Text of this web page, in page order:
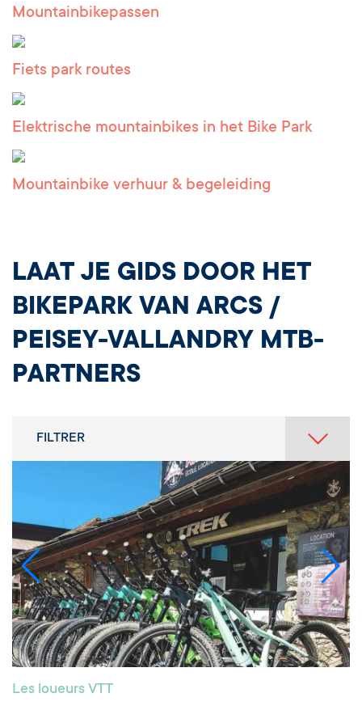
Mountainbikepassen
Fiets park routes
Elektrische mountainbikes in het Bike Park
Mountainbike verhuur & begeleiding
LAAT JE GIDS DOOR HET
BIKEPARK VAN ARCS /
PEISEY-VALLANDRY MTB-
PARTNERS
FILTRER
Les loueurs VTT